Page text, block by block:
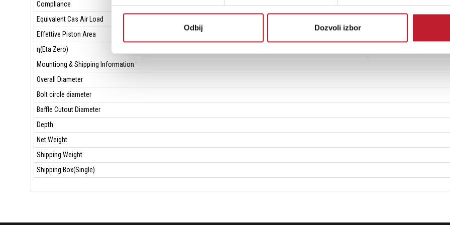
Odbij Dozvoli izbor
Compliance
Cms
Equivalent Cas Air Load
Effettive Piston Area
η(Eta Zero)
Mountiong & Shipping Information
Overall Diameter
Bolt circle diameter
Baffle Cutout Diameter
Depth
Net Weight
Shipping Weight
Shipping Box(Single)